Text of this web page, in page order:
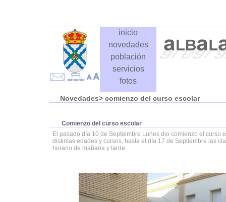
inicio
novedades
población
servicios
fotos
Novedades> comienzo del curso escolar
Comienzo del curso escolar
El pasado día 10 de Septiembre Lunes dio comienzo el
distintas edades y cursos, hasta el día 17 de Septiembre las
horario de mañana y tarde.